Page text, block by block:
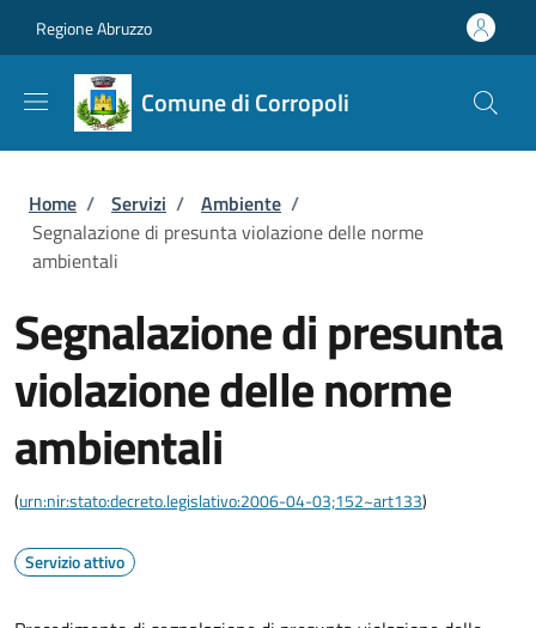
Regione Abruzzo
Comune di Corropoli
Briciole di pane
Home / Servizi / Ambiente /
Segnalazione di presunta violazione delle norme
ambientali
Segnalazione di presunta
violazione delle norme
ambientali
(urn:nir:stato:decreto.legislativo:2006-04-03;152~art133)
Servizio attivo